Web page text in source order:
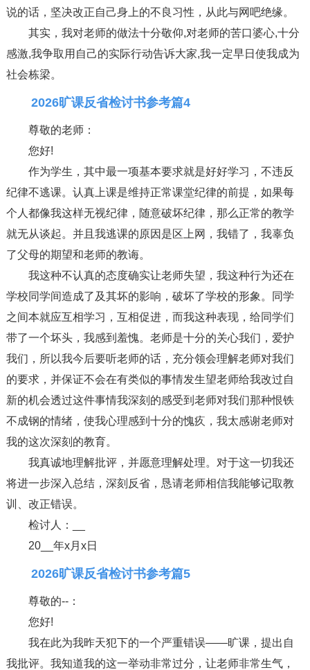
说的话，坚决改正自己身上的不良习性，从此与网吧绝缘。
其实，我对老师的做法十分敬仰,对老师的苦口婆心,十分
感激,我争取用自己的实际行动告诉大家,我一定早日使我成为
社会栋梁。
2026旷课反省检讨书参考篇4
尊敬的老师：
您好!
作为学生，其中最一项基本要求就是好好学习，不违反
纪律不逃课。认真上课是维持正常课堂纪律的前提，如果每
个人都像我这样无视纪律，随意破坏纪律，那么正常的教学
就无从谈起。并且我逃课的原因是区上网，我错了，我辜负
了父母的期望和老师的教诲。
我这种不认真的态度确实让老师失望，我这种行为还在
学校同学间造成了及其坏的影响，破坏了学校的形象。同学
之间本就应互相学习，互相促进，而我这种表现，给同学们
带了一个坏头，我感到羞愧。老师是十分的关心我们，爱护
我们，所以我今后要听老师的话，充分领会理解老师对我们
的要求，并保证不会在有类似的事情发生望老师给我改过自
新的机会透过这件事情我深刻的感受到老师对我们那种恨铁
不成钢的情绪，使我心理感到十分的愧疚，我太感谢老师对
我的这次深刻的教育。
我真诚地理解批评，并愿意理解处理。对于这一切我还
将进一步深入总结，深刻反省，恳请老师相信我能够记取教
训、改正错误。
检讨人：__
20__年x月x日
2026旷课反省检讨书参考篇5
尊敬的--：
您好!
我在此为我昨天犯下的一个严重错误——旷课，提出自
我批评。我知道我的这一举动非常过分，让老师非常生气，